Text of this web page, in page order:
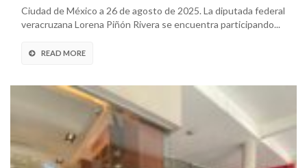
Ciudad de México a 26 de agosto de 2025. La diputada federal
veracruzana Lorena Piñón Rivera se encuentra participando...
READ MORE